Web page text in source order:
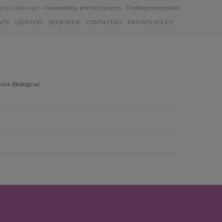
Reserved - Powered by antherica.com - Preferenze cookies
LOCATION BOOKSHOP CONTATTACI PRIVACY POLICY
(Bologna)